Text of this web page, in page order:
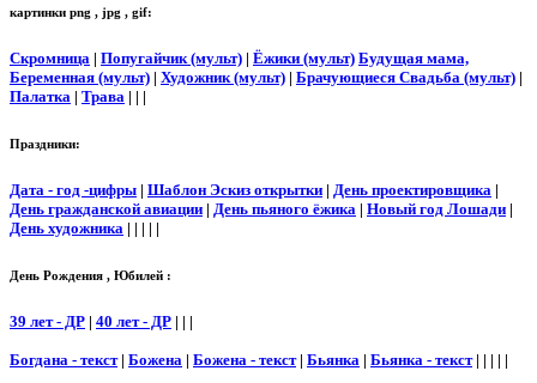
картинки png , jpg , gif:
Скромница | Попугайчик (мульт) | Ёжики (мульт) Будущая мама,
Беременная (мульт) | Художник (мульт) | Брачующиеся Свадьба (мульт) |
Палатка | Трава | | |
Праздники:
Дата - год -цифры | Шаблон Эскиз открытки | День проектировщика |
День гражданской авиации | День пьяного ёжика | Новый год Лошади |
День художника | | | | |
День Рождения , Юбилей :
39 лет - ДР | 40 лет - ДР | | |
Богдана - текст| Божена | Божена - текст| Бьянка | Бьянка - текст| | | | |